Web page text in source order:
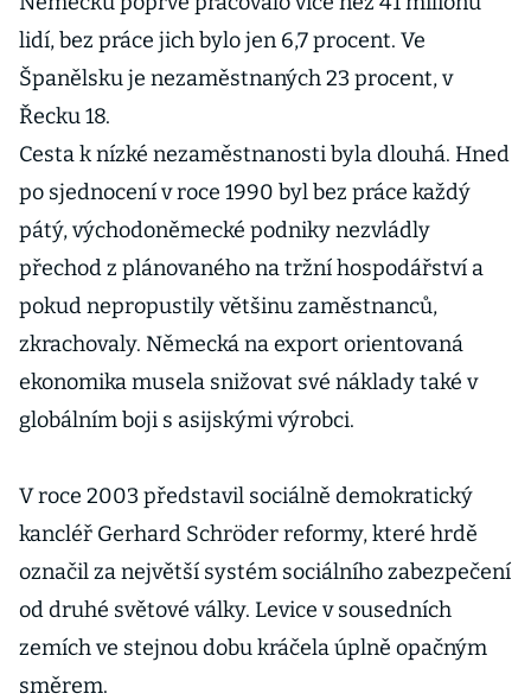
lidí, bez práce jich bylo jen 6,7 procent. Ve
Španělsku je nezaměstnaných 23 procent, v
Řecku 18.
Cesta k nízké nezaměstnanosti byla dlouhá. Hned
po sjednocení v roce 1990 byl bez práce každý
pátý, východoněmecké podniky nezvládly
přechod z plánovaného na tržní hospodářství a
pokud nepropustily většinu zaměstnanců,
zkrachovaly. Německá na export orientovaná
ekonomika musela snižovat své náklady také v
globálním boji s asijskými výrobci.
V roce 2003 představil sociálně demokratický
kancléř Gerhard Schröder reformy, které hrdě
označil za největší systém sociálního zabezpečení
od druhé světové války. Levice v sousedních
zemích ve stejnou dobu kráčela úplně opačným
směrem.